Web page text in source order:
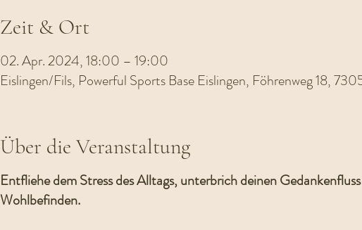
Zeit & Ort
02. Apr. 2024, 18:00 – 19:00
Eislingen/Fils, Powerful Sports Base Eislingen, Föhrenweg 18,
Über die Veranstaltung
Entfliehe dem Stress des Alltags, unterbrich deinen
Wohlbefinden.